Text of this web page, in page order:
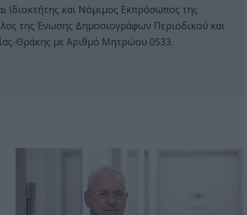
Ιδιοκτήτης και Νόμιμος Εκπρόσωπος της
της Ένωσης Δημοσιογράφων Περιοδικού και
Θράκης με Αριθμό Μητρώου 0533.